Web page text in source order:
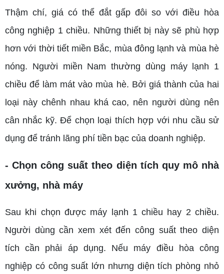
Thậm chí, giá có thể đắt gấp đôi so với điều hòa
công nghiệp 1 chiều. Những thiết bị này sẽ phù hợp
hơn với thời tiết miền Bắc, mùa đông lạnh và mùa hè
nóng. Người miền Nam thường dùng máy lạnh 1
chiều để làm mát vào mùa hè. Bởi giá thành của hai
loại này chênh nhau khá cao, nên người dùng nên
cân nhắc kỹ. Để chọn loại thích hợp với nhu cầu sử
dụng để tránh lãng phí tiền bạc của doanh nghiệp.
- Chọn công suất theo diện tích quy mô nhà
xưởng, nhà máy
Sau khi chọn được máy lạnh 1 chiều hay 2 chiều.
Người dùng cần xem xét đến công suất theo diện
tích cần phải áp dụng. Nếu máy điều hòa công
nghiệp có công suất lớn nhưng diện tích phòng nhỏ